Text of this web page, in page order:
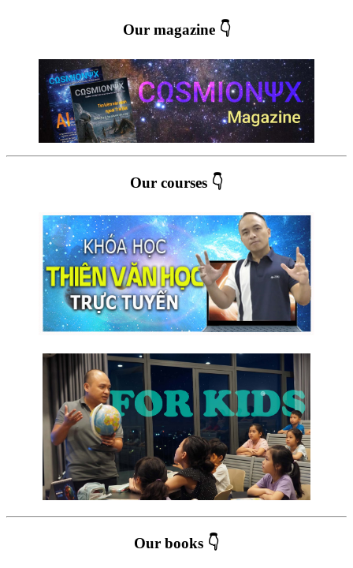
Our magazine 👇
Our courses 👇
Our books 👇